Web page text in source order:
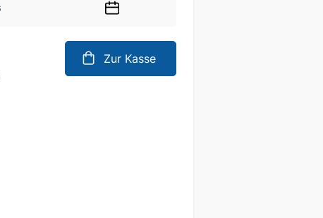
Datum
Zur Kasse